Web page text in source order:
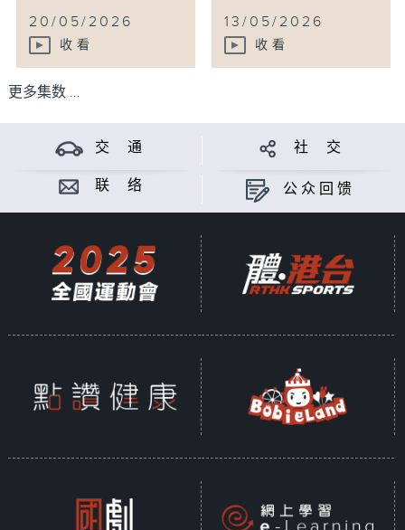
20/05/2026
收看
13/05/2026
收看
更多集数 ...
交 通 社 交
联 络 公众回馈